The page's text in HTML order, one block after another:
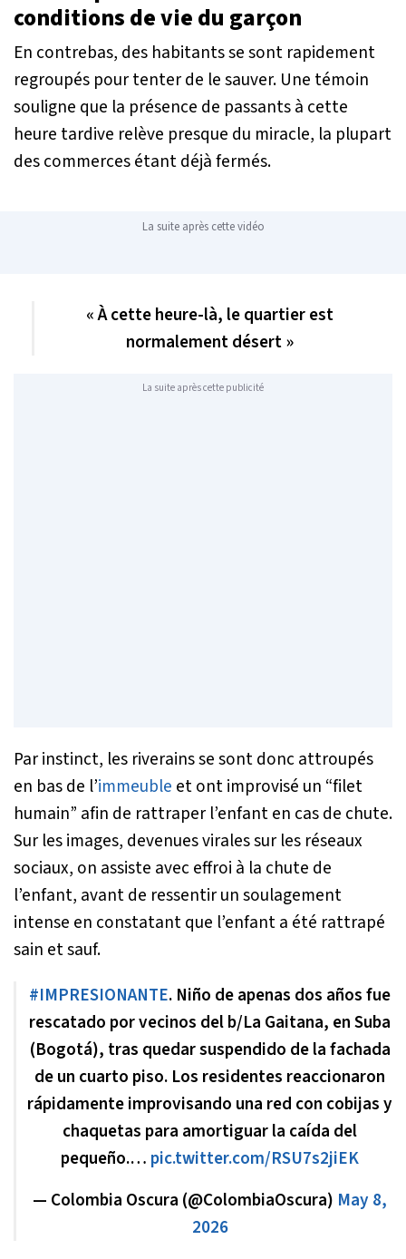
conditions de vie du garçon
En contrebas, des habitants se sont rapidement
regroupés pour tenter de le sauver. Une témoin
souligne que la présence de passants à cette
heure tardive relève presque du miracle, la plupart
des commerces étant déjà fermés.
La suite après cette vidéo
« À cette heure-là, le quartier est
normalement désert »
La suite après cette publicité
Par instinct, les riverains se sont donc attroupés
en bas de l’immeuble et ont improvisé un “filet
humain” afin de rattraper l’enfant en cas de chute.
Sur les images, devenues virales sur les réseaux
sociaux, on assiste avec effroi à la chute de
l’enfant, avant de ressentir un soulagement
intense en constatant que l’enfant a été rattrapé
sain et sauf.
#IMPRESIONANTE. Niño de apenas dos años fue
rescatado por vecinos del b/La Gaitana, en Suba
(Bogotá), tras quedar suspendido de la fachada
de un cuarto piso. Los residentes reaccionaron
rápidamente improvisando una red con cobijas y
chaquetas para amortiguar la caída del
pequeño.… pic.twitter.com/RSU7s2jiEK
— Colombia Oscura (@ColombiaOscura) May 8,
2026